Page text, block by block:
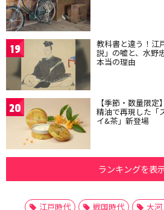
19 教科書と違う！江
説」の嘘と、水野
本当の理由
20 【季節・数量限
精油で再現した「
イ&茶」新登場
ランキングを表
江戸時代 戦国時代 大